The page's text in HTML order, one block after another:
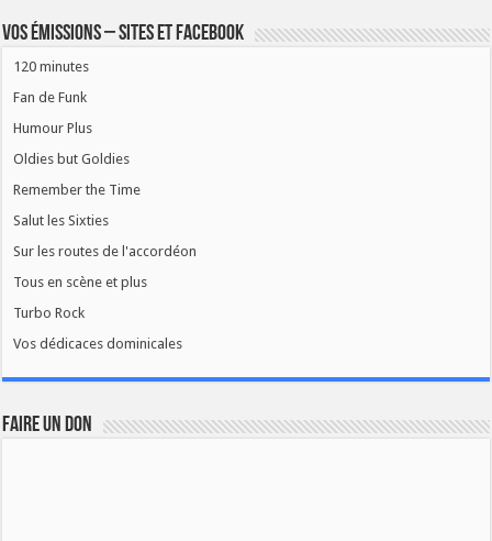
Vos émissions – Sites et Facebook
120 minutes
Fan de Funk
Humour Plus
Oldies but Goldies
Remember the Time
Salut les Sixties
Sur les routes de l'accordéon
Tous en scène et plus
Turbo Rock
Vos dédicaces dominicales
FAIRE UN DON